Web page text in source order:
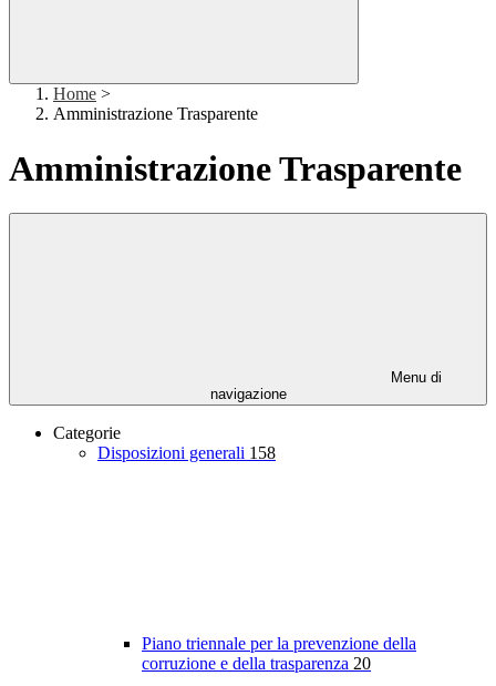
Home >
Amministrazione Trasparente
Amministrazione Trasparente
Menu di
navigazione
Categorie
Disposizioni generali 158
Piano triennale per la prevenzione della
corruzione e della trasparenza 20